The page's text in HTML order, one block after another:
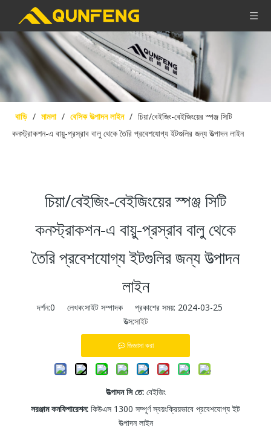
বাড়ি / মামলা / বেসিক উত্পাদন লাইন / চিয়া/বেইজিং-বেইজিংয়ের স্পঞ্জ সিটি
কনস্ট্রাকশন-এ বায়ু-প্রস্রাব বালু থেকে তৈরি প্রবেশযোগ্য ইটগুলির জন্য উত্পাদন লাইন
চিয়া/বেইজিং-বেইজিংয়ের স্পঞ্জ সিটি
কনস্ট্রাকশন-এ বায়ু-প্রস্রাব বালু থেকে
তৈরি প্রবেশযোগ্য ইটগুলির জন্য উত্পাদন
লাইন
দর্শন:0 লেখক:সাইট সম্পাদক প্রকাশের সময়: 2024-03-25
উত্স:সাইট
জিজ্ঞাসা করা
উত্পাদন সিতে: বেইজিং
সরঞ্জাম কনফিগারেশন: কিউএস 1300 সম্পূর্ণ স্বয়ংক্রিয়ভাবে প্রবেশযোগ্য ইট
উত্পাদন লাইন